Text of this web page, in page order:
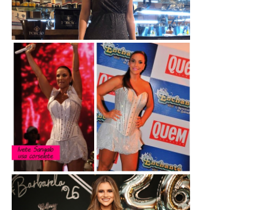
Macacão de Lurex - brilho e gliter
Lingerie: CORPETE